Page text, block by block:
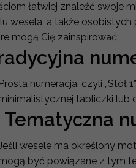
łatwiej znaleźć swoje
wesela, a także osobistych
mogą Cię zainspirować:
Prosta numeracja, czyli „Stół
tabliczki lub
Tematyczna
wesele ma określony
być powiązane z tym